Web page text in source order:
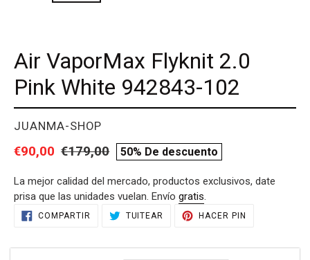
Air VaporMax Flyknit 2.0
Pink White 942843-102
PROVEEDOR
JUANMA-SHOP
Precio
venta
€90,00 Precio
€179,00
compare
50% De descuento
La mejor calidad del mercado, productos exclusivos, date
prisa que las unidades vuelan. Envío gratis.
Agregando
COMPARTIR COMPARTIRTUITEAR TUITEARHACER PIN